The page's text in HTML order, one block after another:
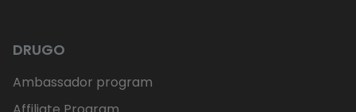
DRUGO
Ambassador program